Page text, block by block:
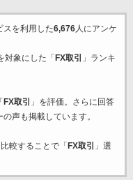
スを利用した6,676人にアンケ
対象にした「 FX取引
」ランキ
FX取引
」を評価。さらに回答
声も掲載しています。
較することで「 FX取引
」選